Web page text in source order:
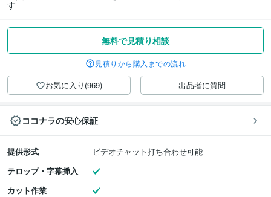
す
無料で見積り相談
見積りから購入までの流れ
お気に入り(969) 出品者に質問
ココナラの安心保証
提供形式
ビデオチャット打ち合わせ可能
テロップ・字幕挿入
カット作業